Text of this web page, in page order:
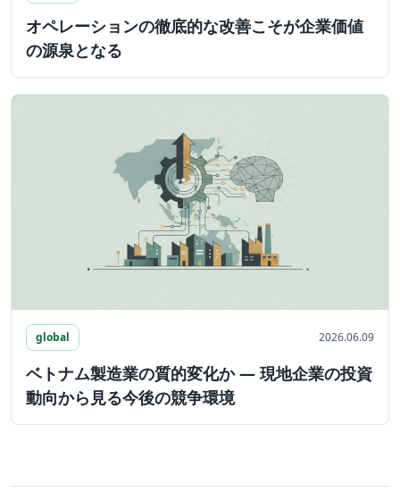
オペレーションの徹底的な改善こそが企業価値
の源泉となる
global 2026.06.09
ベトナム製造業の質的変化か ― 現地企業の投資
動向から見る今後の競争環境